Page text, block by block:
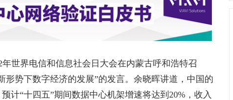
年世界电信和信息社会日大会在内蒙古呼和浩特召
势下数字经济的发展”的发言。余晓晖讲道，中国的
计“十四五”期间数据中心机架增速将达到20%，收入